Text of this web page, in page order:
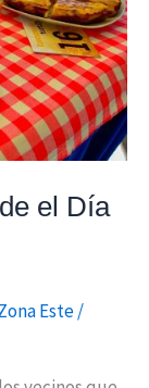
el Día
Este/